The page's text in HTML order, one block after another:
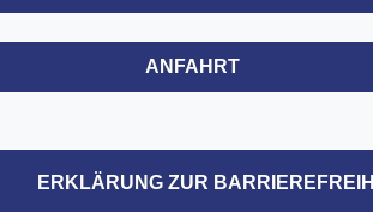
ANFAHRT
ERKLÄRUNG ZUR